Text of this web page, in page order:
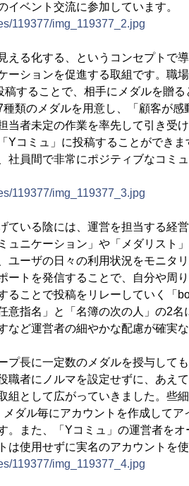
ベント交流に参加しています。
119377/img_119377_2.jpg
える化する、というコンセプトで
ーションを促進する取組です。職
稿することで、相手にメダルを贈
類のメダルを用意し、「顧客が
当者未定の作業を率先して引き受
Yコミュ」に投稿することができ
社員間で非常にポジティブなコミ
119377/img_119377_3.jpg
ている陰には、運営を担当する経
ュニケーション」や「メダリスト
ユーザの日々の利用状況をモニタ
ートを発信することで、自分や周
ることで投稿をリレーしていく「
意指名」と「名簿の次の人」の2
など運営者の細やかな配慮が確実
プ長に一定数のメダルを授与して
職者にノルマを設定せずに、あえ
組として広がっていきました。些
ダル毎にアカウントを作成して
。また、「Yコミュ」の運営者を
は使用せずに実名のアカウントを使
119377/img_119377_4.jpg